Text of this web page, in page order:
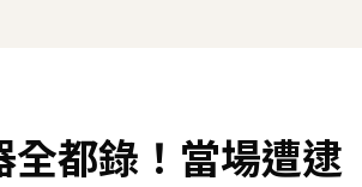
都錄！當場遭逮